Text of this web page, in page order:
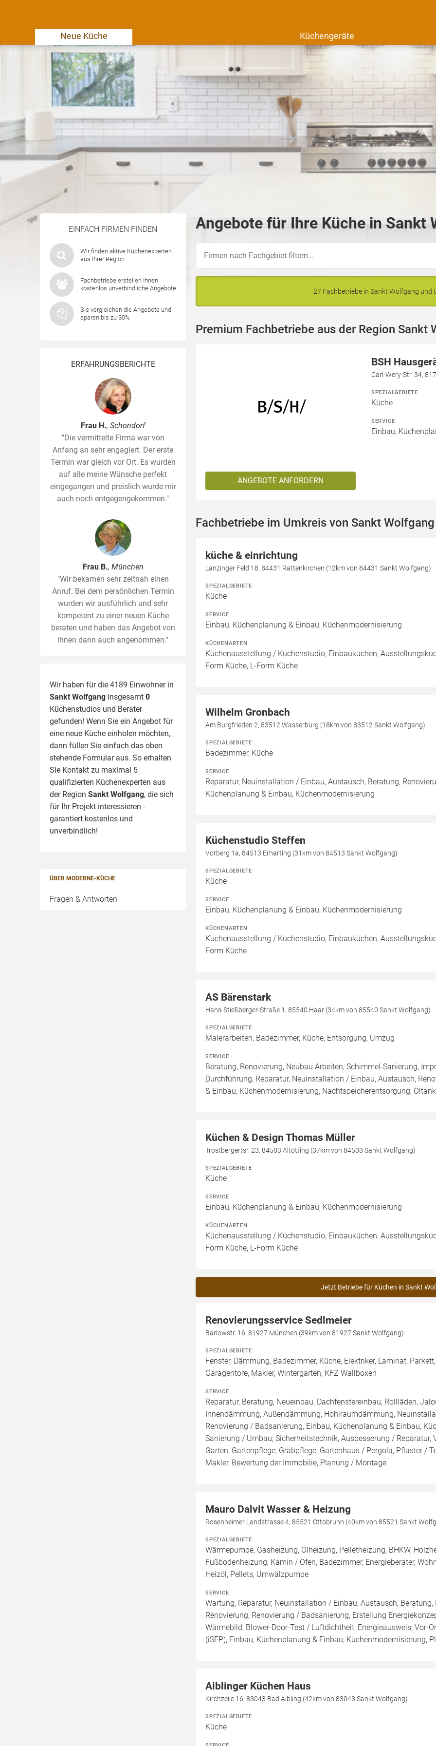
Neue Küche Küchengeräte
EINFACH FIRMEN FINDEN
Wir finden aktive Küchenexperten
aus Ihrer Region
Fachbetriebe erstellen Ihnen
kostenlos unverbindliche Angebote
Sie vergleichen die Angebote und
sparen bis zu 30%
ERFAHRUNGSBERICHTE
Frau H., Schondorf
"Die vermittelte Firma war von
Anfang an sehr engagiert. Der erste
Termin war gleich vor Ort. Es wurden
auf alle meine Wünsche perfekt
eingegangen und preislich wurde mir
auch noch entgegengekommen."
Frau B., München
"Wir bekamen sehr zeitnah einen
Anruf. Bei dem persönlichen Termin
wurden wir ausführlich und sehr
kompetent zu einer neuen Küche
beraten und haben das Angebot von
ihnen dann auch angenommen."
Wir haben für die 4189 Einwohner in
Sankt Wolfgang insgesamt 0
Küchenstudios und Berater
gefunden! Wenn Sie ein Angebot für
eine neue Küche einholen möchten,
dann füllen Sie einfach das oben
stehende Formular aus. So erhalten
Sie Kontakt zu maximal 5
qualifizierten Küchenexperten aus
der Region Sankt Wolfgang, die sich
für Ihr Projekt interessieren -
garantiert kostenlos und
unverbindlich!
ÜBER MODERNE-KÜCHE
Fragen & Antworten
Angebote für Ihre Küche in Sankt
27 Fachbetriebe in Sankt Wolfgang und
Premium Fachbetriebe aus der Region Sankt
ANGEBOTE ANFORDERN
BSH
Carl-Wery-Str. 34,
SPEZIALGEBIETE
Küche
SERVICE
Einbau,
Fachbetriebe im Umkreis von Sankt Wolfgang
küche & einrichtung
Lanzinger Feld 18, 84431 Rattenkirchen (12km von 84431 Sankt Wolfgang)
SPEZIALGEBIETE
Küche
SERVICE
Einbau, Küchenplanung & Einbau, Küchenmodernisierung
KÜCHENARTEN
Küchenausstellung / Küchenstudio, Einbauküchen,
Form Küche, L-Form Küche
Wilhelm Gronbach
Am Burgfrieden 2, 83512 Wasserburg (18km von 83512 Sankt Wolfgang)
SPEZIALGEBIETE
Badezimmer, Küche
SERVICE
Reparatur, Neuinstallation / Einbau, Austausch, Beratung,
Küchenplanung & Einbau, Küchenmodernisierung
Küchenstudio Steffen
Vorberg 1a, 84513 Erharting (31km von 84513 Sankt Wolfgang)
SPEZIALGEBIETE
Küche
SERVICE
Einbau, Küchenplanung & Einbau, Küchenmodernisierung
KÜCHENARTEN
Küchenausstellung / Küchenstudio, Einbauküchen,
Form Küche
AS Bärenstark
Hans-Stießberger-Straße 1, 85540 Haar (34km von 85540 Sankt Wolfgang)
SPEZIALGEBIETE
Malerarbeiten, Badezimmer, Küche, Entsorgung, Umzug
SERVICE
Beratung, Renovierung, Neubau Arbeiten, Schimmel-Sanierung,
Durchführung, Reparatur, Neuinstallation / Einbau, Austausch,
& Einbau, Küchenmodernisierung, Nachtspeicherentsorgung,
Küchen & Design Thomas Müller
Trostbergertsr. 23, 84503 Altötting (37km von 84503 Sankt Wolfgang)
SPEZIALGEBIETE
Küche
SERVICE
Einbau, Küchenplanung & Einbau, Küchenmodernisierung
KÜCHENARTEN
Küchenausstellung / Küchenstudio, Einbauküchen,
Form Küche, L-Form Küche
Jetzt Betriebe für Küchen in Sankt
Renovierungsservice Sedlmeier
Barlowstr. 16, 81927 München (39km von 81927 Sankt Wolfgang)
SPEZIALGEBIETE
Fenster, Dämmung, Badezimmer, Küche, Elektriker, Laminat,
Garagentore, Makler, Wintergarten, KFZ Wallboxen
SERVICE
Reparatur, Beratung, Neueinbau, Dachfenstereinbau, Rollläden,
Innendämmung, Außendämmung, Hohlraumdämmung,
Renovierung / Badsanierung, Einbau, Küchenplanung & Einbau,
Sanierung / Umbau, Sicherheitstechnik, Ausbesserung / Reparatur,
Garten, Gartenpflege, Grabpflege, Gartenhaus / Pergola, Pflaster /
Makler, Bewertung der Immobilie, Planung / Montage
Mauro Dalvit Wasser & Heizung
Rosenheimer Landstrasse 4, 85521 Ottobrunn (40km von 85521 Sankt
SPEZIALGEBIETE
Wärmepumpe, Gasheizung, Ölheizung, Pelletheizung, BHKW,
Fußbodenheizung, Kamin / Ofen, Badezimmer, Energieberater,
Heizöl, Pellets, Umwälzpumpe
SERVICE
Wartung, Reparatur, Neuinstallation / Einbau, Austausch,
Renovierung, Renovierung / Badsanierung, Erstellung
Wärmebild, Blower-Door-Test / Luftdichtheit, Energieausweis, Vor-
(iSFP), Einbau, Küchenplanung & Einbau, Küchenmodernisierung,
Aiblinger Küchen Haus
Kirchzeile 16, 83043 Bad Aibling (42km von 83043 Sankt Wolfgang)
SPEZIALGEBIETE
Küche